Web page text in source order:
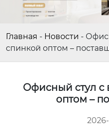
Главная - Новости -
спинкой оптом –
Офисный стул с
оптом –